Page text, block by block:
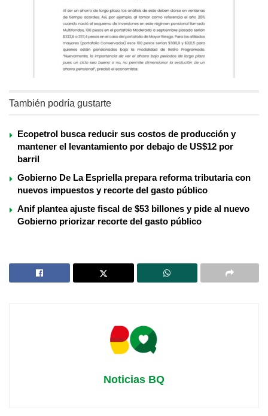
También podría gustarte
Ecopetrol busca reducir sus costos de producción y
mantener el levantamiento por debajo de US$12 por
barril
Gobierno De La Espriella prepara reforma tributaria con
nuevos impuestos y recorte del gasto público
Anif plantea ajuste fiscal de $53 billones y pide al nuevo
Gobierno priorizar recorte del gasto público
Noticias BQ